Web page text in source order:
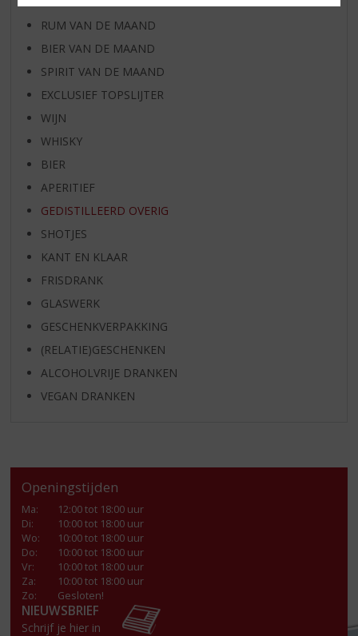
RUM VAN DE MAAND
BIER VAN DE MAAND
SPIRIT VAN DE MAAND
EXCLUSIEF TOPSLIJTER
WIJN
WHISKY
BIER
APERITIEF
GEDISTILLEERD OVERIG
SHOTJES
KANT EN KLAAR
FRISDRANK
GLASWERK
GESCHENKVERPAKKING
(RELATIE)GESCHENKEN
ALCOHOLVRIJE DRANKEN
VEGAN DRANKEN
Openingstijden
Ma:
12:00 tot 18:00 uur
Di:
10:00 tot 18:00 uur
Wo:
10:00 tot 18:00 uur
Do:
10:00 tot 18:00 uur
Vr:
10:00 tot 18:00 uur
Za:
10:00 tot 18:00 uur
Zo:
Gesloten!
NIEUWSBRIEF
Schrijf je hier in